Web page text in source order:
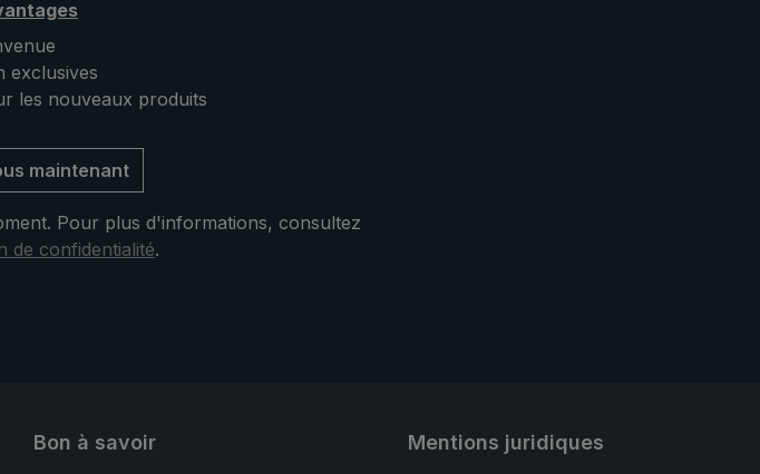
parapluie de poche ultraléger se
distingue par ailleurs par sa
couverture de taille pratique.
exclusives
les nouveaux produits
maintenant
Pour plus d'informations, consultez
de confidentialité.
Bon à savoir Mentions juridiques